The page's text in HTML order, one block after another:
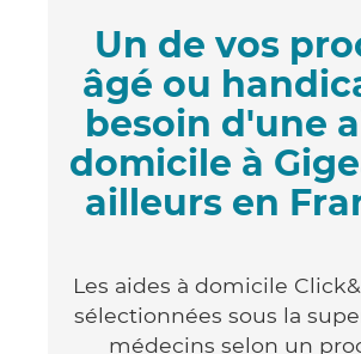
Un de vos
âgé ou
besoin d'une
domicile à
ailleurs en
Les aides à domicile
sélectionnées sous la
médecins selon un